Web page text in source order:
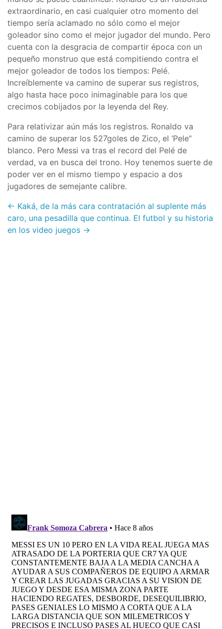
extraordinario, en casi cualquier otro momento del
tiempo sería aclamado no sólo como el mejor
goleador sino como el mejor jugador del mundo. Pero
cuenta con la desgracia de compartir época con un
pequeño monstruo que está compitiendo contra el
mejor goleador de todos los tiempos: Pelé.
Increíblemente va camino de superar sus registros,
algo hasta hace poco inimaginable para los que
crecimos cobijados por la leyenda del Rey.
Para relativizar aún más los registros. Ronaldo va
camino de superar los 527goles de Zico, el ‘Pele”
blanco. Pero Messi va tras el record del Pelé de
verdad, va en busca del trono. Hoy tenemos suerte de
poder ver en el mismo tiempo y espacio a dos
jugadores de semejante calibre.
← Kaká, de la más cara contratación al suplente más
caro, una pesadilla que continua. El futbol y su historia
en los video juegos →